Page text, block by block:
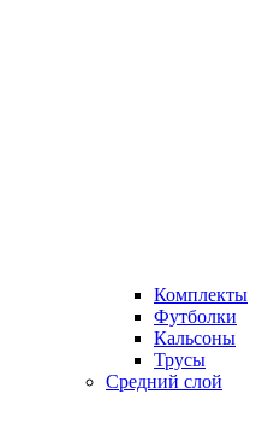
Комплекты
Футболки
Кальсоны
Трусы
Средний слой